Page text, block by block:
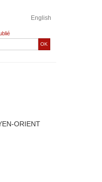
English
OK
ORIENT